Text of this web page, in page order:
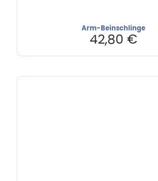
Arm-Beinschlinge
42,80 €